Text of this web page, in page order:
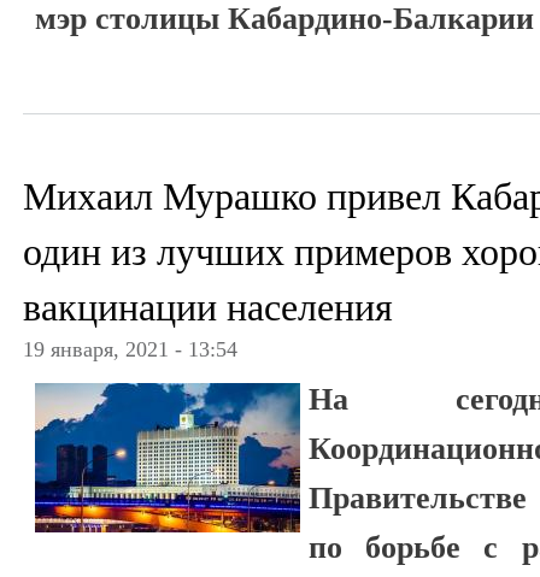
мэр столицы Кабардино-Балкарии
Михаил Мурашко привел
один из лучших примеров
вакцинации населения
19 января, 2021 - 13:54
На
по борьбе с